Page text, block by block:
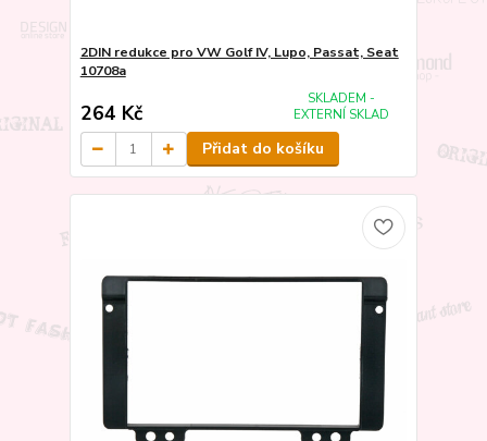
2DIN redukce pro VW Golf IV, Lupo, Passat, Seat
10708a
264 Kč
SKLADEM -
EXTERNÍ SKLAD
Přidat do košíku